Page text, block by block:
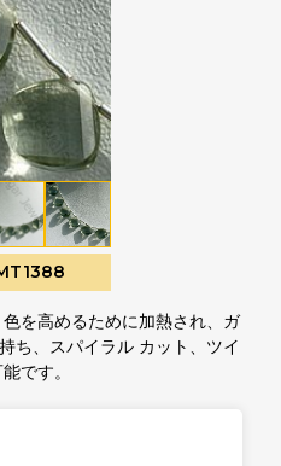
を高めるために加熱され、ガ
ち、スパイラル カット、ツイ
です。